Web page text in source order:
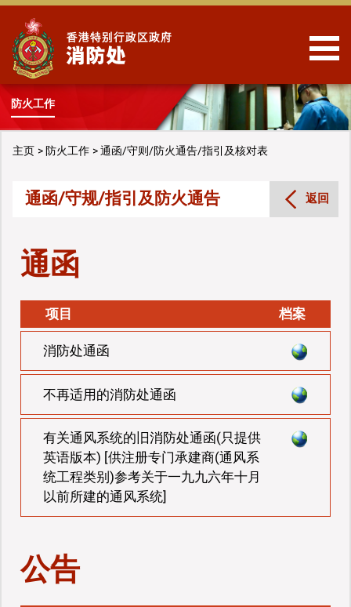
跳到内容
防火工作
主页 防火工作 通函/守则/防火通告/指引及核对表
通函/守规/指引及防火通告 返回
通函
项目 档案
消防处通函
不再适用的消防处通函
有关通风系统的旧消防处通函(只提供
英语版本) [供注册专门承建商(通风系
统工程类别)参考关于一九九六年十月
以前所建的通风系统]
公告